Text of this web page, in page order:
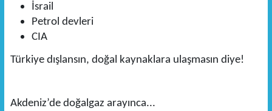
İsrail
Petrol devleri
CIA
Türkiye dışlansın, doğal kaynaklara ulaşmasın diye!
Akdeniz’de doğalgaz arayınca...